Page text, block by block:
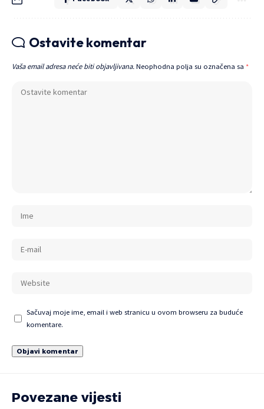
Ostavite komentar
Vaša email adresa neće biti objavljivana. Neophodna polja su označena sa *
Sačuvaj moje ime, email i web stranicu u ovom browseru za buduće
komentare.
Povezane vijesti